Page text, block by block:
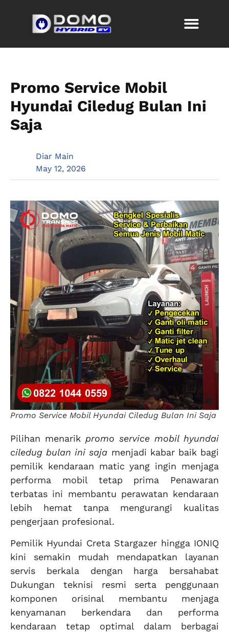
Promo Service Mobil
Hyundai Ciledug Bulan Ini
Saja
Diar Main
May 12, 2026
Promo Service Mobil Hyundai Ciledug Bulan Ini Saja
Pilihan menarik promo service mobil hyundai
ciledug bulan ini saja menjadi kabar baik bagi
pemilik kendaraan matic yang ingin menjaga
performa mobil tetap prima Penawaran
terbatas ini membantu perawatan kendaraan
lebih hemat tanpa mengurangi kualitas
pengerjaan profesional.
Pemilik Hyundai Creta Stargazer hingga IONIQ
kini semakin mudah mendapatkan layanan
servis berkala dengan harga bersahabat
Dukungan teknisi resmi serta penggunaan
komponen orisinal membantu menjaga
kenyamanan berkendara dan performa
kendaraan tetap optimal dalam berbagai